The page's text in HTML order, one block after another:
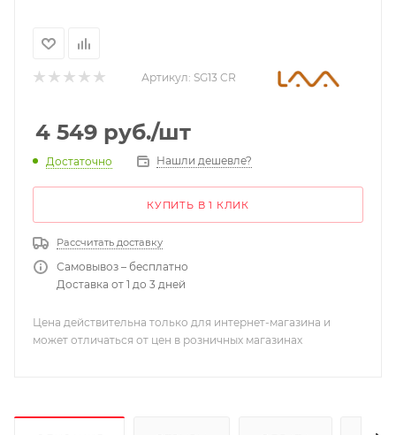
Артикул: SG13 CR
4 549 руб./шт
Достаточно Нашли дешевле?
КУПИТЬ В 1 КЛИК
Рассчитать доставку
Самовывоз – бесплатно
Доставка от 1 до 3 дней
Цена действительна только для интернет-магазина и
может отличаться от цен в розничных магазинах